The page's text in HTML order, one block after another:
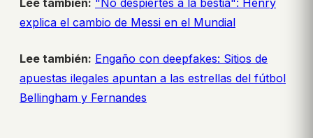
Lee también: "No despiertes a la bestia": Henry
explica el cambio de Messi en el Mundial
Lee también: Engaño con deepfakes: Sitios de
apuestas ilegales apuntan a las estrellas del fútbol
Bellingham y Fernandes